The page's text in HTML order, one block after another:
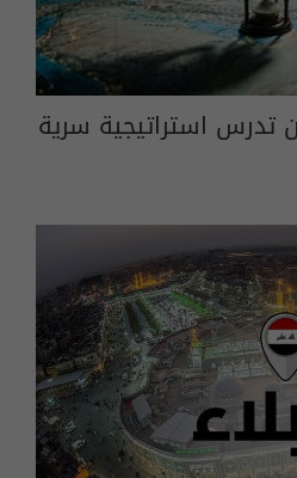
تدرس استراتيجية سرية